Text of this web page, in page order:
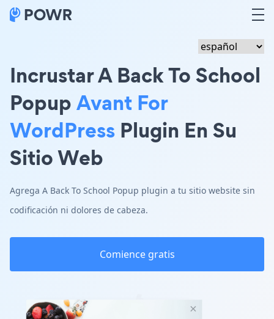
Incrustar A Back To School
PopupAvant For
WordPress Plugin En Su
Sitio Web
Agrega A Back To School Popup plugin a tu sitio website sin
codificación ni dolores de cabeza.
Comience gratis